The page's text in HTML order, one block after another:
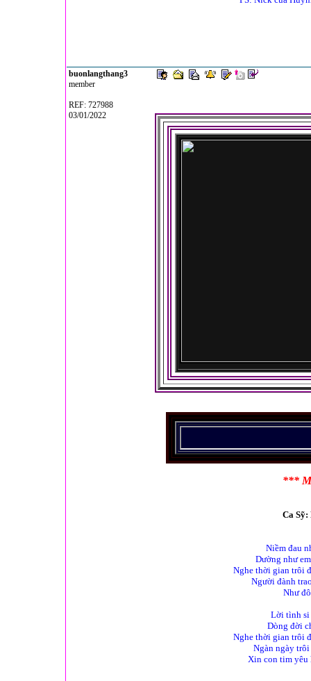
buonlangthang3
member
REF: 727988
03/01/2022
***
Ca
Niềm đau
Dường như
Nghe thời gian trôi
Người đành
Như
Lời tình si
Dòng đời
Nghe thời gian trôi
Ngàn ngày
Xin con tim yêu